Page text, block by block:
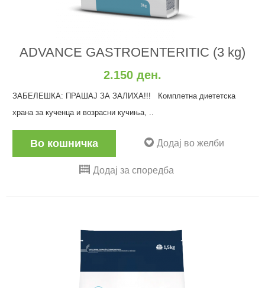
ADVANCE GASTROENTERITIC (3 kg)
2.150 ден.
ЗАБЕЛЕШКА: ПРАШАЈ ЗА ЗАЛИХА!!! Комплетна диететска
храна за кученца и возрасни кучиња, ..
Во кошничка Додај во желби
Додај за споредба